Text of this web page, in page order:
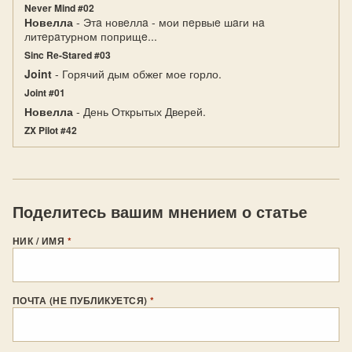
Never Mind #02
Новелла - Этa новeллa - мои пeрвыe шaги нa
литeрaтурном поприщe...
Sinc Re-Stared #03
Joint - Горячий дым обжег мое горло.
Joint #01
Новелла - День Открытых Дверей.
ZX Pilot #42
Поделитесь вашим мнением о статье
НИК / ИМЯ *
ПОЧТА (НЕ ПУБЛИКУЕТСЯ)*